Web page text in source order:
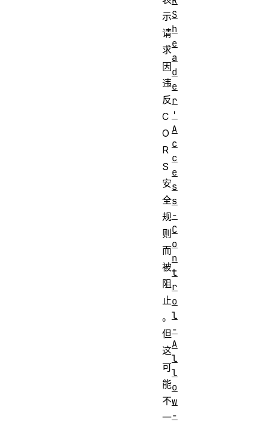
示
请
求
因
违
反
C
O
R
S
安
全
规
则
而
被
阻
止
。
但
这
可
能
不
一
S
h
e
a
d
e
r
'
A
c
c
e
s
s
-
C
o
n
t
r
o
l
-
A
l
l
o
w
-